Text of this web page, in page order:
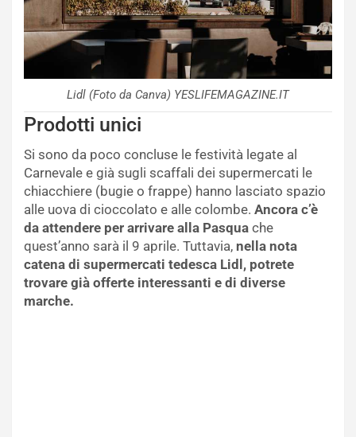
Lidl (Foto da Canva) YESLIFEMAGAZINE.IT
Prodotti unici
Si sono da poco concluse le festività legate al
Carnevale e già sugli scaffali dei supermercati le
chiacchiere (bugie o frappe) hanno lasciato spazio
alle uova di cioccolato e alle colombe. Ancora c’è
da attendere per arrivare alla Pasqua che
quest’anno sarà il 9 aprile. Tuttavia, nella nota
catena di supermercati tedesca Lidl, potrete
trovare già offerte interessanti e di diverse
marche.